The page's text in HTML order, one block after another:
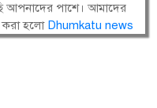
আপনাদের পাশে। আমাদের
করা হলো Dhumkatu news